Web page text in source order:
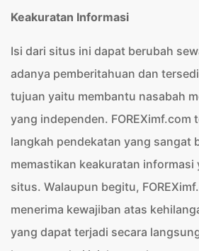
Keakuratan Informasi
Isi dari situs ini dapat berubah
adanya pemberitahuan dan
tujuan yaitu membantu nasabah
yang independen. FOREXimf.com
langkah pendekatan yang sangat
memastikan keakuratan informasi
situs. Walaupun begitu,
menerima kewajiban atas
yang dapat terjadi secara